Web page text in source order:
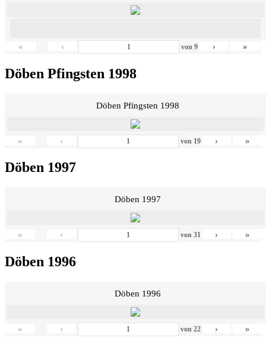
« ‹ von9 › »
Döben Pfingsten 1998
Döben Pfingsten 1998
« ‹ von 19 › »
Döben 1997
Döben 1997
« ‹ von 31 › »
Döben 1996
Döben 1996
« ‹ von 22 › »